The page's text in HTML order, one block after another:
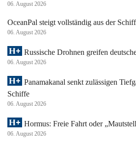
06. August 2026
OceanPal steigt vollständig aus der
06. August 2026
Russische Drohnen greifen
06. August 2026
Panamakanal senkt zulässigen
Schiffe
06. August 2026
Hormus: Freie Fahrt oder
06. August 2026